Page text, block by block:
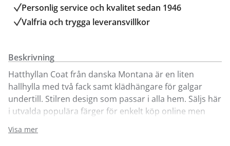
Personlig service och kvalitet sedan 1946
Valfria och trygga leveransvillkor
Beskrivning
Hatthyllan Coat från danska Montana är en liten
hallhylla med två fack samt klädhängare för galgar
undertill. Stilren design som passar i alla hem. Säljs här
i utvalda populära färger för enkelt köp online men
breda färgpalett.
Visa mer